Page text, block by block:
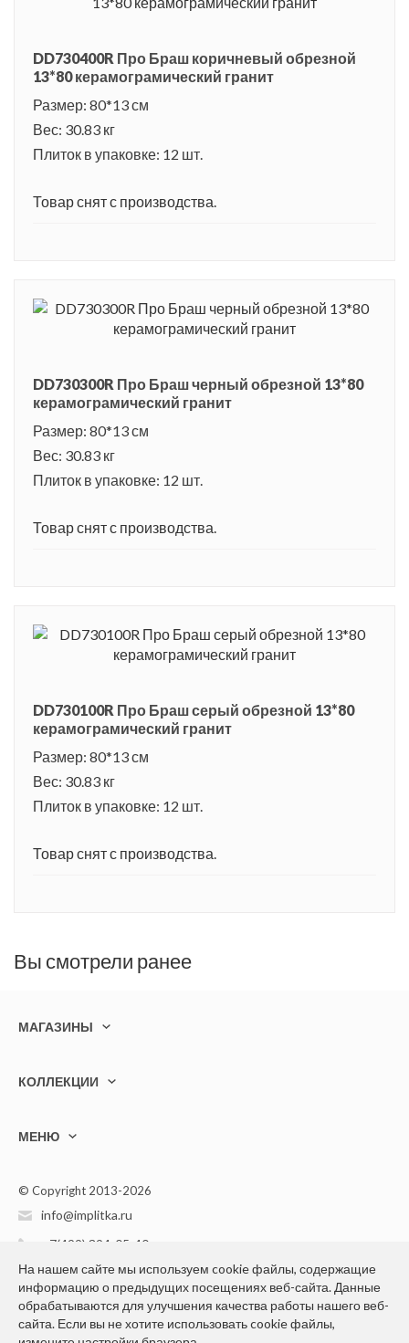
DD730400R Про Браш коричневый обрезной
13*80 керамограмический гранит
Размер: 80*13 см
Вес: 30.83 кг
Плиток в упаковке: 12 шт.
Товар снят с производства.
DD730300R Про Браш черный обрезной 13*80
керамограмический гранит
Размер: 80*13 см
Вес: 30.83 кг
Плиток в упаковке: 12 шт.
Товар снят с производства.
DD730100R Про Браш серый обрезной 13*80
керамограмический гранит
Размер: 80*13 см
Вес: 30.83 кг
Плиток в упаковке: 12 шт.
Товар снят с производства.
Вы смотрели ранее
МАГАЗИНЫ
КОЛЛЕКЦИИ
МЕНЮ
© Copyright 2013-2026
info@implitka.ru
+7(499) 394-05-40
На нашем сайте мы используем cookie файлы, содержащие
информацию о предыдущих посещениях веб-сайта. Данные
обрабатываются для улучшения качества работы нашего веб-
сайта. Если вы не хотите использовать cookie файлы,